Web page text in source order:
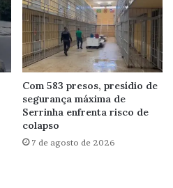
Com 583 presos, presídio de
segurança máxima de
Serrinha enfrenta risco de
colapso
7 de agosto de 2026